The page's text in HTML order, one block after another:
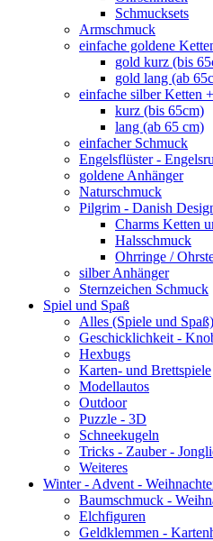
Schmucksets
Armschmuck
einfache goldene
gold kurz (bis
gold lang (ab
einfache silber Ketten
kurz (bis 65cm)
lang (ab 65 cm)
einfacher Schmuck
Engelsflüster -
goldene Anhänger
Naturschmuck
Pilgrim - Danish
Charms Ketten
Halsschmuck
Ohrringe /
silber Anhänger
Sternzeichen Schmuck
Spiel und Spaß
Alles (Spiele und Spaß)
Geschicklichkeit -
Hexbugs
Karten- und Brettspiele
Modellautos
Outdoor
Puzzle - 3D
Schneekugeln
Tricks - Zauber -
Weiteres
Winter - Advent -
Baumschmuck -
Elchfiguren
Geldklemmen -